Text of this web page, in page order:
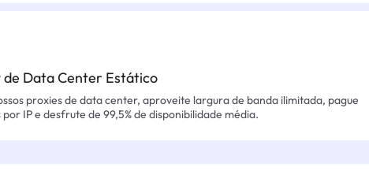
de Data Center Estático
proxies de data center, aproveite largura de banda ilimitada, pague
por IP e desfrute de 99,5% de disponibilidade média.